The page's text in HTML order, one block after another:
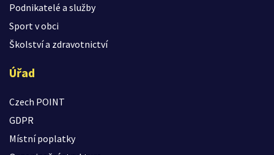
Podnikatelé a služby
Sport v obci
Školství a zdravotnictví
Úřad
Czech POINT
GDPR
Místní poplatky